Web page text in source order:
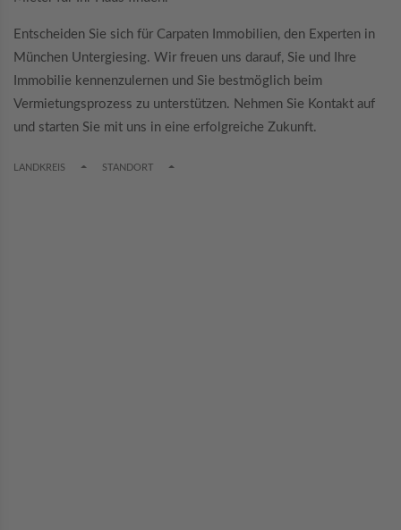
Entscheiden Sie sich für Carpaten Immobilien, den Experten in
München Untergiesing. Wir freuen uns darauf, Sie und Ihre
Immobilie kennenzulernen und Sie bestmöglich beim
Vermietungsprozess zu unterstützen. Nehmen Sie Kontakt auf
und starten Sie mit uns in eine erfolgreiche Zukunft.
LANDKREIS TOGGLE DROPDOWN
STANDORT TOGGLE DROPDOWN